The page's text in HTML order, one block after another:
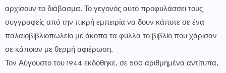
αρχίσουν το διάβασμα. Το γεγονός αυτό προφυλάσσει τους
συγγραφείς από την πικρή εμπειρία να δουν κάποτε σε ένα
παλαιοβιβλιοπωλείο με άκοπα τα φύλλα το βιβλίο που χάρισαν
σε κάποιον με θερμή αφιέρωση.
Τον Αύγουστο του 1944 εκδόθηκε, σε 500 αριθμημένα αντίτυπα,